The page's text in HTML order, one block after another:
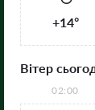
+14°
Вітер
02:00